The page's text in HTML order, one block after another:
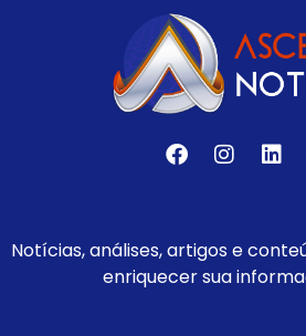
Notícias, análises, artigos e
enriquecer sua